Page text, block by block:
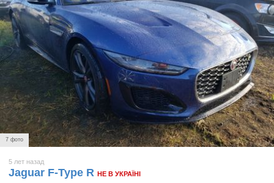
7 фото
5 лет назад
Jaguar F-Type R НЕ В УКРАЇНІ